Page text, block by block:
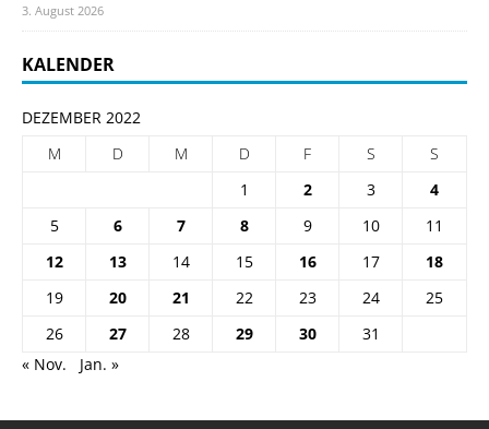
3. August 2026
KALENDER
DEZEMBER 2022
M
D M D F S
S
1
2 3
4
5
6 7 8 9 10
11
12
13 14 15 16 17
18
19
20 21 22 23 24
25
26
27 28 29 30
31
« Nov.
Jan. »